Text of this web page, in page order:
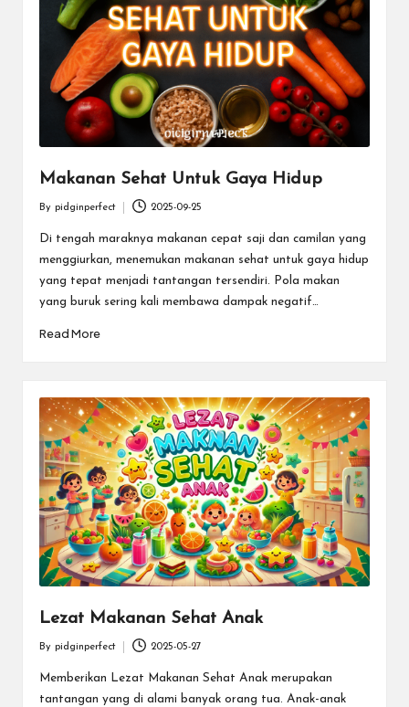
Makanan Sehat Untuk Gaya Hidup
by
By pidginperfect 2025-09-25
Di tengah maraknya makanan cepat saji dan camilan yang
menggiurkan, menemukan makanan sehat untuk gaya hidup
yang tepat menjadi tantangan tersendiri. Pola makan
yang buruk sering kali membawa dampak negatif…
Read More
Lezat Makanan Sehat Anak
Posted
by
By pidginperfect 2025-05-27
Memberikan Lezat Makanan Sehat Anak merupakan
tantangan yang di alami banyak orang tua. Anak-anak